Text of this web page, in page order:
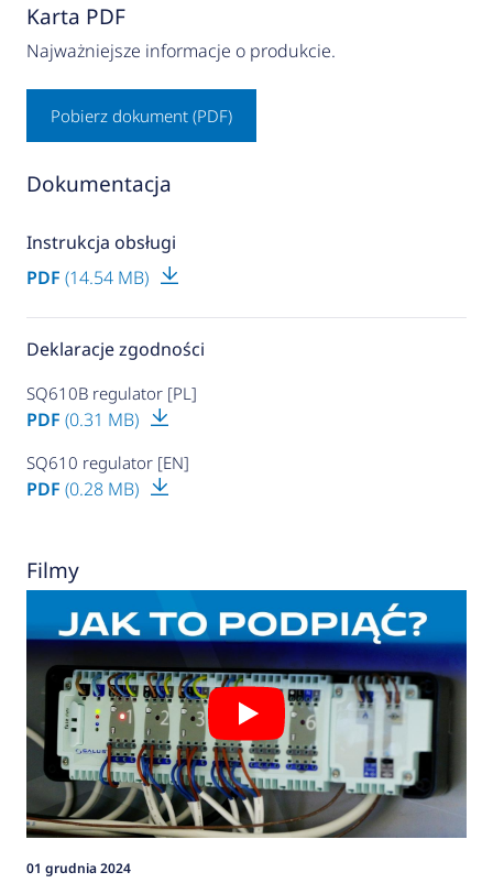
Karta PDF
Najważniejsze informacje o produkcie.
Pobierz dokument (PDF)
Dokumentacja
Instrukcja obsługi
PDF (14.54 MB)
Deklaracje zgodności
SQ610B regulator [PL]
PDF (0.31 MB)
SQ610 regulator [EN]
PDF (0.28 MB)
Filmy
01 grudnia 2024